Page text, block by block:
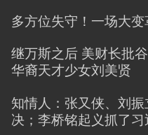
多方位失守！一场大
继万斯之后 美财长批
华裔天才少女刘美贤
知情人：张又侠、刘
决；李桥铭起义抓了习